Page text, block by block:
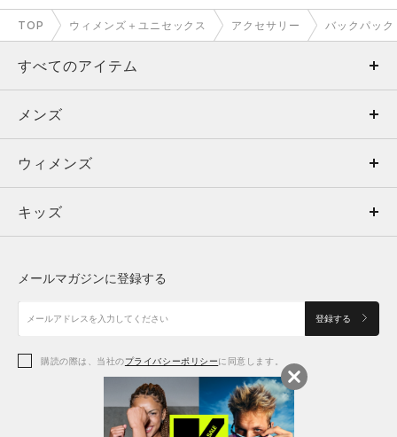
TOP ウィメンズ＋ユニセックス アクセサリー バックパック
すべてのアイテム
メンズ
ウィメンズ
キッズ
アクセサリー
メンズ
トップス
ボトムス
アクセサリー
ウィメンズ
トップス
シューズ
アクセサリー
キッズ
シューズ
メールマガジンに登録する
登録する
購読の際は、当社のプライバシーポリシーに同意します。